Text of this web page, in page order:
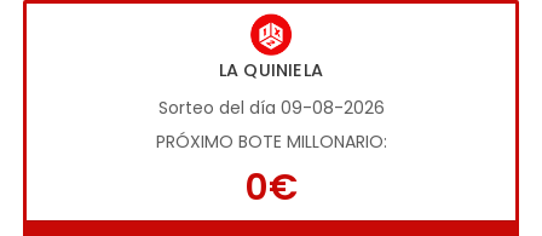
LA QUINIELA
Sorteo del día 09-08-2026
PRÓXIMO BOTE MILLONARIO:
0€